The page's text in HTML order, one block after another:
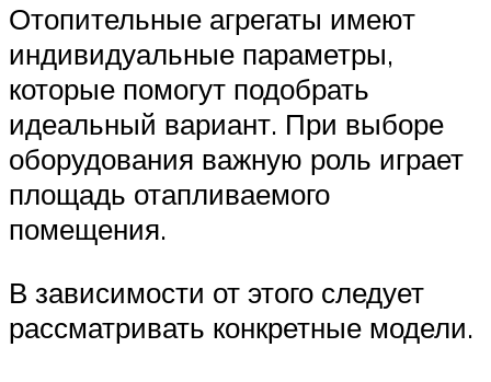
Отопительные агрегаты имеют
индивидуальные параметры,
которые помогут подобрать
идеальный вариант. При выборе
оборудования важную роль играет
площадь отапливаемого
помещения.
В зависимости от этого следует
рассматривать конкретные модели.